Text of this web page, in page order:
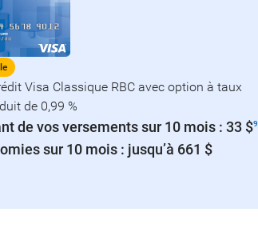
Visa Classique RBC avec option à taux
de 0,99 %
de vos versements sur 10 mois : 33 $9
sur 10 mois : jusqu’à 661 $